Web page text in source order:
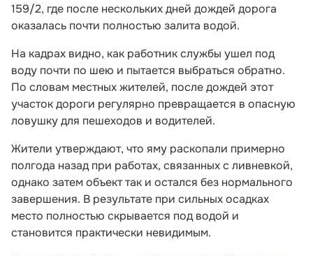
159/2, где после нескольких дней дождей дорога
оказалась почти полностью залита водой.
На кадрах видно, как работник службы ушел под
воду почти по шею и пытается выбраться обратно.
По словам местных жителей, после дождей этот
участок дороги регулярно превращается в опасную
ловушку для пешеходов и водителей.
Жители утверждают, что яму раскопали примерно
полгода назад при работах, связанных с ливневкой,
однако затем объект так и остался без нормального
завершения. В результате при сильных осадках
место полностью скрывается под водой и
становится практически невидимым.